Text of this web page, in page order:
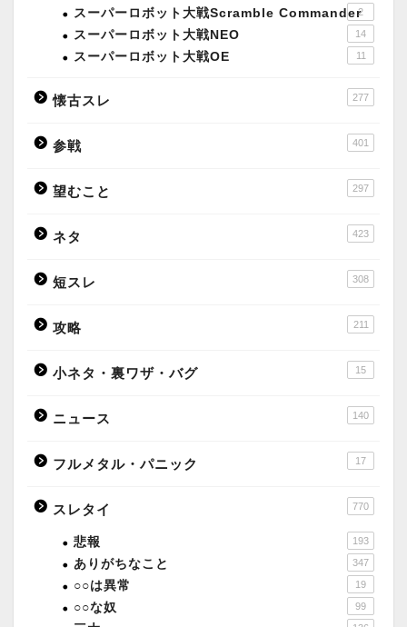
スーパーロボット大戦Scramble Commander2
スーパーロボット大戦NEO 14
スーパーロボット大戦OE 11
懐古スレ 277
参戦 401
望むこと 297
ネタ 423
短スレ 308
攻略 211
小ネタ・裏ワザ・バグ 15
ニュース 140
フルメタル・パニック 17
スレタイ 770
悲報 193
ありがちなこと 347
○○は異常 19
○○な奴 99